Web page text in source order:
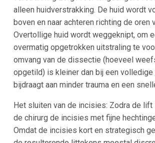
alleen huidverstrakking. De huid wordt
boven en naar achteren richting de oren
Overtollige huid wordt weggeknipt​, om
overmatig opgetrokken uitstraling te
omvang van de dissectie (hoeveel
opgetild) is kleiner dan bij een volledige
bijdraagt aan minder trauma en een
Het sluiten van de incisies: Zodra de
de chirurg de incisies met fijne
Omdat de incisies kort en strategisch